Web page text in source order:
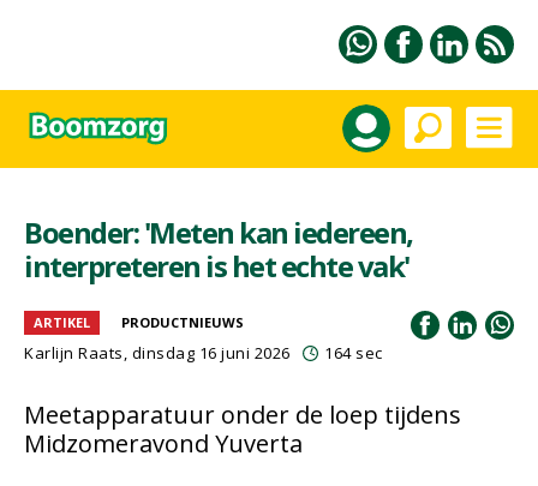
Boender: 'Meten kan iedereen,
interpreteren is het echte vak'
ARTIKEL PRODUCTNIEUWS
Karlijn Raats, dinsdag 16 juni 2026 164 sec
Meetapparatuur onder de loep tijdens
Midzomeravond Yuverta